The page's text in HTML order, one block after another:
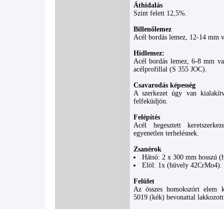
Áthidalás
Szint felett 12,5%.
Billenőlemez
Acél bordás lemez, 12-14 mm
Hídlemez:
Acél bordás lemez, 6-8 mm
acélprofillal (S 355 JOC).
Csavarodás képesség
A szerkezet úgy van
felfeküdjön.
Felépítés
Acél hegesztett
egyenetlen terhelésnek.
Zsanérok
Hátsó: 2 x 300 mm hosszú
Elöl: 1x (hüvely 42CrMo4).
Felület
Az összes homokszórt elem
5019 (kék) bevonattal